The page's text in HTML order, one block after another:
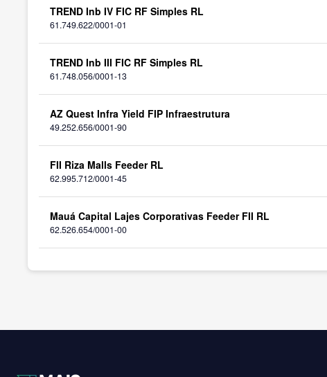
TREND Inb IV FIC RF Simples RL
61.749.622/0001-01
TREND Inb III FIC RF Simples RL
61.748.056/0001-13
AZ Quest Infra Yield FIP Infraestrutura
49.252.656/0001-90
FII Riza Malls Feeder RL
62.995.712/0001-45
Mauá Capital Lajes Corporativas Feeder FII RL
62.526.654/0001-00